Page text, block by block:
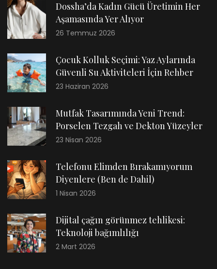
Dossha’da Kadın Gücü Üretimin Her
Aşamasında Yer Alıyor
26 Temmuz 2026
Çocuk Kolluk Seçimi: Yaz Aylarında
Güvenli Su Aktiviteleri İçin Rehber
23 Haziran 2026
Mutfak Tasarımında Yeni Trend:
Porselen Tezgah ve Dekton Yüzeyler
23 Nisan 2026
Telefonu Elimden Bırakamıyorum
Diyenlere (Ben de Dahil)
1 Nisan 2026
Dijital çağın görünmez tehlikesi:
Teknoloji bağımlılığı
2 Mart 2026